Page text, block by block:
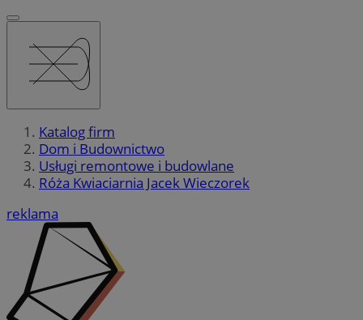
Katalog firm
Dom i Budownictwo
Usługi remontowe i budowlane
Róża Kwiaciarnia Jacek Wieczorek
reklama